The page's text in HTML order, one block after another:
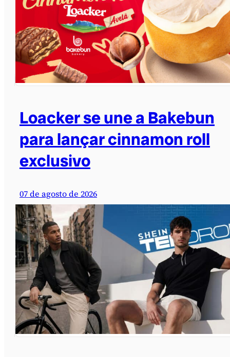
Loacker se une a Bakebun
para lançar cinnamon roll
exclusivo
07 de agosto de 2026